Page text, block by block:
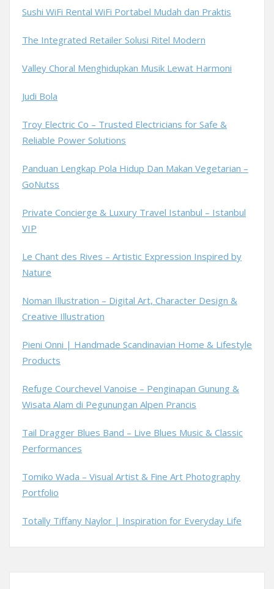
Sushi WiFi Rental WiFi Portabel Mudah dan Praktis
The Integrated Retailer Solusi Ritel Modern
Valley Choral Menghidupkan Musik Lewat Harmoni
Judi Bola
Troy Electric Co – Trusted Electricians for Safe &
Reliable Power Solutions
Panduan Lengkap Pola Hidup Dan Makan Vegetarian –
GoNutss
Private Concierge & Luxury Travel Istanbul – Istanbul
VIP
Le Chant des Rives – Artistic Expression Inspired by
Nature
Noman Illustration – Digital Art, Character Design &
Creative Illustration
Pieni Onni | Handmade Scandinavian Home & Lifestyle
Products
Refuge Courchevel Vanoise – Penginapan Gunung &
Wisata Alam di Pegunungan Alpen Prancis
Tail Dragger Blues Band – Live Blues Music & Classic
Performances
Tomiko Wada – Visual Artist & Fine Art Photography
Portfolio
Totally Tiffany Naylor | Inspiration for Everyday Life